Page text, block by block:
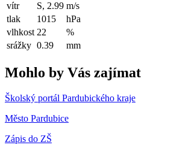
vítr
S, 2.99 m/s
tlak
1015
hPa
vlhkost 22
%
srážky 0.39 mm
Mohlo by Vás zajímat
Školský portál Pardubického kraje
Město Pardubice
Zápis do ZŠ